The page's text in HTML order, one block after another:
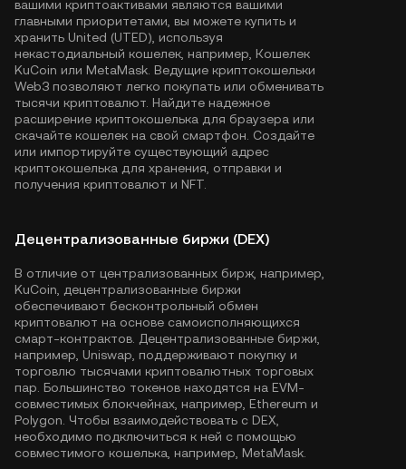
вашими криптоактивами являются вашими
главными приоритетами, вы можете купить и
хранить United (UTED), используя
некастодиальный кошелек, например, Кошелек
KuCoin или MetaMask. Ведущие криптокошельки
Web3 позволяют легко покупать или обменивать
тысячи криптовалют. Найдите надежное
расширение криптокошелька для браузера или
скачайте кошелек на свой смартфон. Создайте
или импортируйте существующий адрес
криптокошелька для хранения, отправки и
получения криптовалют и NFT.
Децентрализованные биржи (DEX)
В отличие от централизованных бирж, например,
KuCoin, децентрализованные биржи
обеспечивают бесконтрольный обмен
криптовалют на основе самоисполняющихся
смарт-контрактов. Децентрализованные биржи,
например, Uniswap, поддерживают покупку и
торговлю тысячами криптовалютных торговых
пар. Большинство токенов находятся на EVM-
совместимых блокчейнах, например, Ethereum и
Polygon . Чтобы взаимодействовать с DEX,
необходимо подключиться к ней с помощью
совместимого кошелька, например, MetaMask.